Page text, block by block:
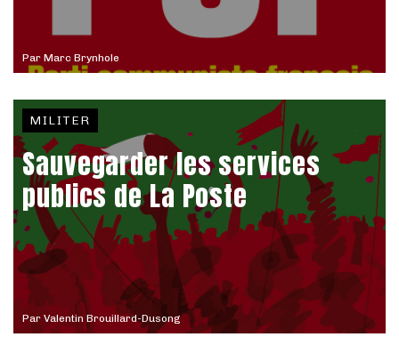
Par Marc Brynhole
Par Valentin Brouillard-Dusong
MILITER
Sauvegarder les services
publics de La Poste